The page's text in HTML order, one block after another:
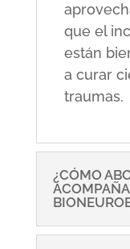
que el
están
a curar
traumas.
¿CÓMO